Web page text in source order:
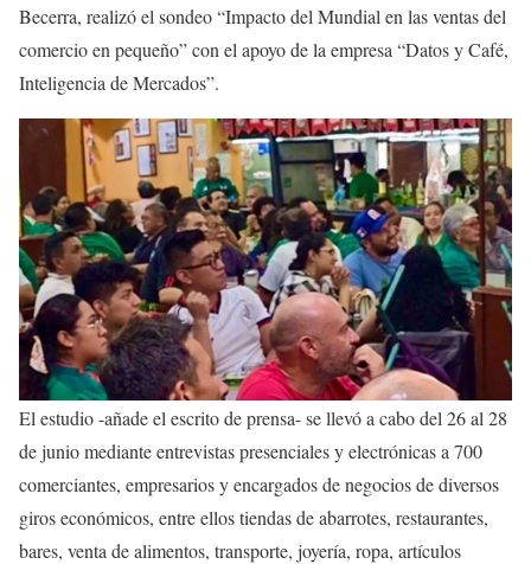
Becerra, realizó el sondeo “Impacto del Mundial en las ventas del
comercio en pequeño” con el apoyo de la empresa “Datos y Café,
Inteligencia de Mercados”.
El estudio -añade el escrito de prensa- se llevó a cabo del 26 al 28
de junio mediante entrevistas presenciales y electrónicas a 700
comerciantes, empresarios y encargados de negocios de diversos
giros económicos, entre ellos tiendas de abarrotes, restaurantes,
bares, venta de alimentos, transporte, joyería, ropa, artículos